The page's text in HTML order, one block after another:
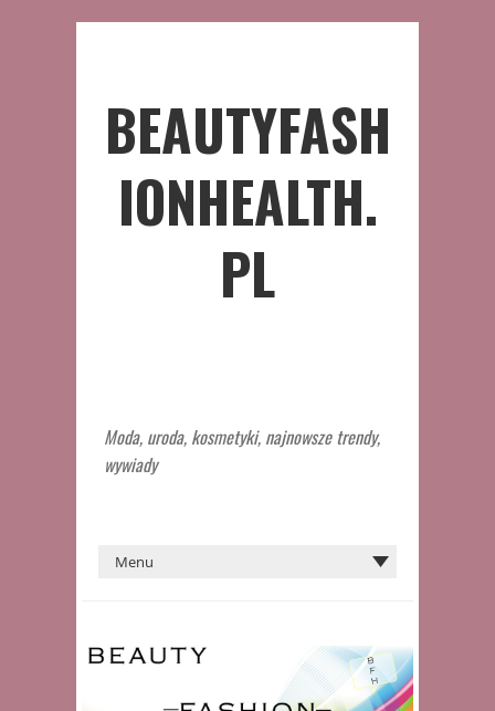
BEAUTYFASH
IONHEALTH.
PL
Moda, uroda, kosmetyki, najnowsze trendy,
wywiady